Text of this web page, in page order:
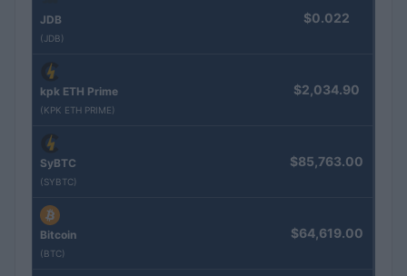
JDB
(JDB)
$0.022
kpk ETH Prime
(KPK ETH PRIME)
$2,034.90
SyBTC
(SYBTC)
$85,763.00
Bitcoin
(BTC)
$64,619.00